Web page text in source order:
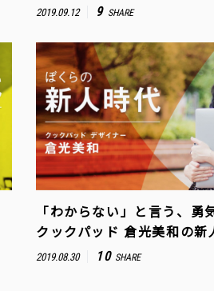
2019.09.12 9 SHARE
「わからない」と言う、勇
クックパッド 倉光美和の新
2019.08.30 10 SHARE